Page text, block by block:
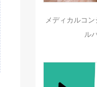
メディカルコ
ル